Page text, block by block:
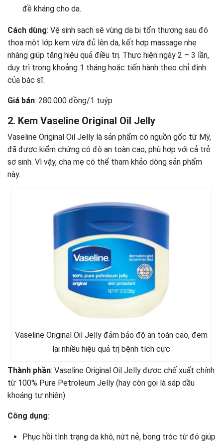
đề kháng cho da.
Cách dùng: Vệ sinh sạch sẽ vùng da bị tổn thương sau đó
thoa một lớp kem vừa đủ lên da, kết hợp massage nhẹ
nhàng giúp tăng hiệu quả điều trị. Thực hiện ngày 2 – 3 lần,
duy trì trong khoảng 1 tháng hoặc tiến hành theo chỉ định
của bác sĩ.
Giá bán: 280.000 đồng/1 tuýp.
2. Kem Vaseline Original Oil Jelly
Vaseline Original Oil Jelly là sản phẩm có nguồn gốc từ Mỹ,
đã được kiểm chứng có độ an toàn cao, phù hợp với cả trẻ
sơ sinh. Vì vậy, cha mẹ có thể tham khảo dòng sản phẩm
này.
Vaseline Original Oil Jelly đảm bảo độ an toàn cao, đem
lại nhiều hiệu quả trị bệnh tích cực
Thành phần: Vaseline Original Oil Jelly được chế xuất chính
từ 100% Pure Petroleum Jelly (hay còn gọi là sáp dầu
khoáng tự nhiên).
Công dụng:
Phục hồi tình trạng da khô, nứt nẻ, bong tróc từ đó giúp